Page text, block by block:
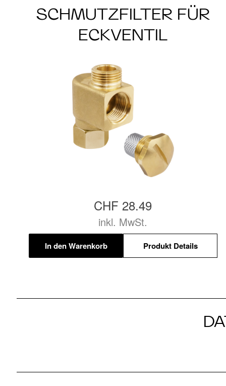
SCHMUTZFILTER FÜR
ECKVENTIL
CHF 28.49
inkl. MwSt.
In den Warenkorb Produkt Details